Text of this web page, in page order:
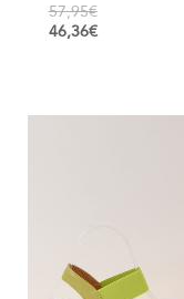
57,95€
46,36€